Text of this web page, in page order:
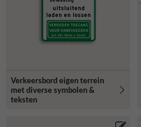
Verkeersbord eigen terrein
met diverse symbolen &
teksten